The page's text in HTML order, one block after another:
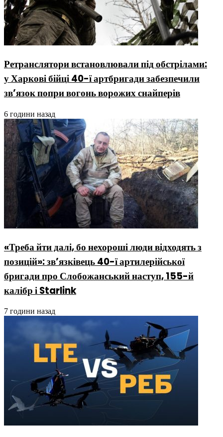
Ретранслятори встановлювали під обстрілами:
у Харкові бійці 40-ї артбригади забезпечили
зв’язок попри вогонь ворожих снайперів
6 години назад
«Треба йти далі, бо нехороші люди відходять з
позицій»: зв’язківець 40-ї артилерійської
бригади про Слобожанський наступ, 155-й
калібр і Starlink
7 години назад